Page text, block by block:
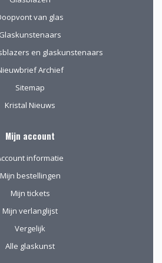
van glas
Glaskunstenaars
en glaskunstenaars
Archief
Sitemap
Kristal Nieuws
Mijn account
informatie
Mijn bestellingen
Mijn tickets
Mijn verlanglijst
Vergelijk
Alle glaskunst